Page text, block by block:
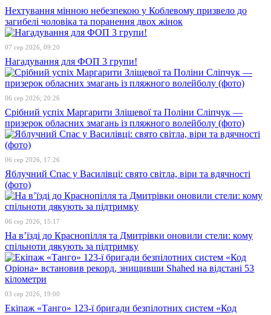
Нехтування мінною небезпекою у Коблевому призвело до
загибелі чоловіка та поранення двох жінок
07 сер 2026, 09:20
Нагадування для ФОП 3 групи!
06 сер 2026, 20:26
Срібний успіх Маргарити Зліщевої та Поліни Сліпчук —
призерок обласних змагань із пляжного волейболу (фото)
06 сер 2026, 17:26
Яблучний Спас у Василівці: свято світла, віри та вдячності
(фото)
06 сер 2026, 15:17
На в’їзді до Краснопілля та Дмитрівки оновили стели: кому
спільноти дякують за підтримку
03 сер 2026, 19:00
Екіпаж «Танго» 123-ї бригади безпілотних систем «Код